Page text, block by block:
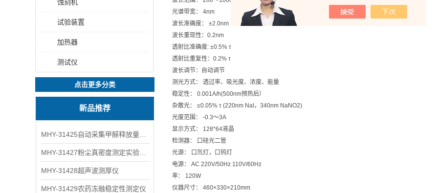
蚀刻机
试验装置
加热器
测试仪
点击更多分类
新品推荐
MHY-31428超声波测厚仪
MHY-31429农药冻融稳定性测定仪
光谱带宽： 4nm
波长准确度： ±2.0nm
波长重现性：0.2nm
透射比准确度: ±0.5% τ
透射比重复性：0.2% τ
波长调节：自动调节
测光方式： 透过率、吸光度、浓度、能量
稳定性： 0.001A/h(500nm预热后）
杂散光： ≤0.05% τ (220nm NaI，340nm NaNO2)
光度范围： -0.3～3A
显示方式： 128*64液晶
检测器： 口硅光二管
光源： 口氘灯，口钨灯
电源： AC 220V/50Hz 110V/60Hz
率： 120W
仪器尺寸： 460×330×210mm